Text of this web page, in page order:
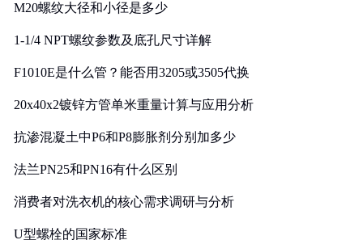
M20螺纹大径和小径是多少
1-1/4 NPT螺纹参数及底孔尺寸详解
F1010E是什么管？能否用3205或3505代换
20x40x2镀锌方管单米重量计算与应用分析
抗渗混凝土中P6和P8膨胀剂分别加多少
法兰PN25和PN16有什么区别
消费者对洗衣机的核心需求调研与分析
U型螺栓的国家标准